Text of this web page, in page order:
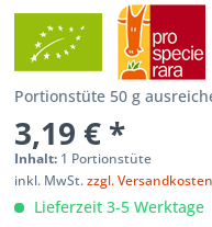
Portionstüte 50 g
3,19 € *
Inhalt: 1 Portionstüte
inkl. MwSt.zzgl. Versandkosten
Lieferzeit 3-5 Werktage